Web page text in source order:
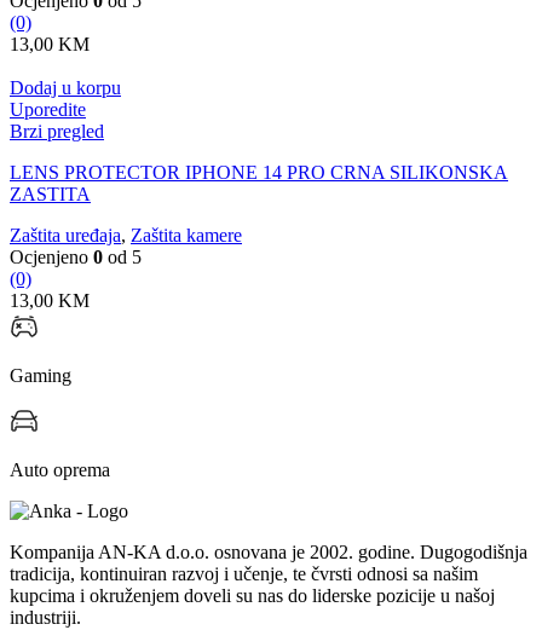
(0)
13,00 KM
Dodaj u korpu
Uporedite
Brzi pregled
LENS PROTECTOR IPHONE 14 PRO CRNA SILIKONSKA
ZASTITA
Zaštita uređaja, Zaštita kamere
Ocjenjeno 0 od 5
(0)
13,00 KM
Gaming
Auto oprema
Kompanija AN-KA d.o.o. osnovana je 2002. godine. Dugogodišnja
tradicija, kontinuiran razvoj i učenje, te čvrsti odnosi sa našim
kupcima i okruženjem doveli su nas do liderske pozicije u našoj
industriji.